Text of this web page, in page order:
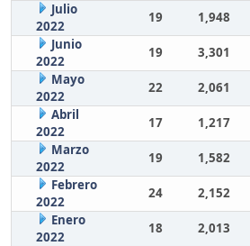
Julio
2022
19 1,948
Junio
2022
19 3,301
Mayo
2022
22 2,061
Abril
2022
17 1,217
Marzo
2022
19 1,582
Febrero
2022
24 2,152
Enero
2022
18 2,013